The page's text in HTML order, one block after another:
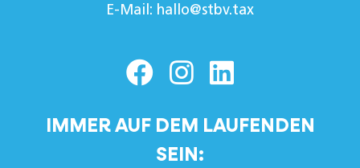
E-Mail: hallo@stbv.tax
IMMER AUF DEM LAUFENDEN
SEIN: